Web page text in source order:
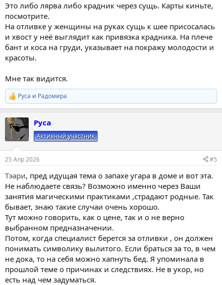
Это либо лярва либо крадник через сущь. Карты киньте,
посмотрите.
На отливке у женщины на руках сущь к шее присосалась
и хвост у неё выглядит как привязка крадника. На плече
бант и коса на груди, указывает на покражу молодости и
красоты.
Мне так видится.
Р
е
к
ц
и
Руса и Радомира
Руса
Активный участник
25 Апр 2026 #5
Тэари, пред идущая тема о запахе угара в доме и вот эта.
Не наблюдаете связь? Возможно именно через Ваши
занятия магическими практиками ,страдают родные. Так
бывает, знаю такие случаи очень хорошо.
Тут можно говорить, как о цене, так и о не верно
выбранном предназначении.
Потом, когда специалист берется за отливки , он должен
понимать символику вылитого. Если браться за то, в чем
не дока, то на себя можно хапнуть бед. Я упоминала в
прошлой теме о причинах и следствиях. Не в укор, но
есть над чем задуматься.